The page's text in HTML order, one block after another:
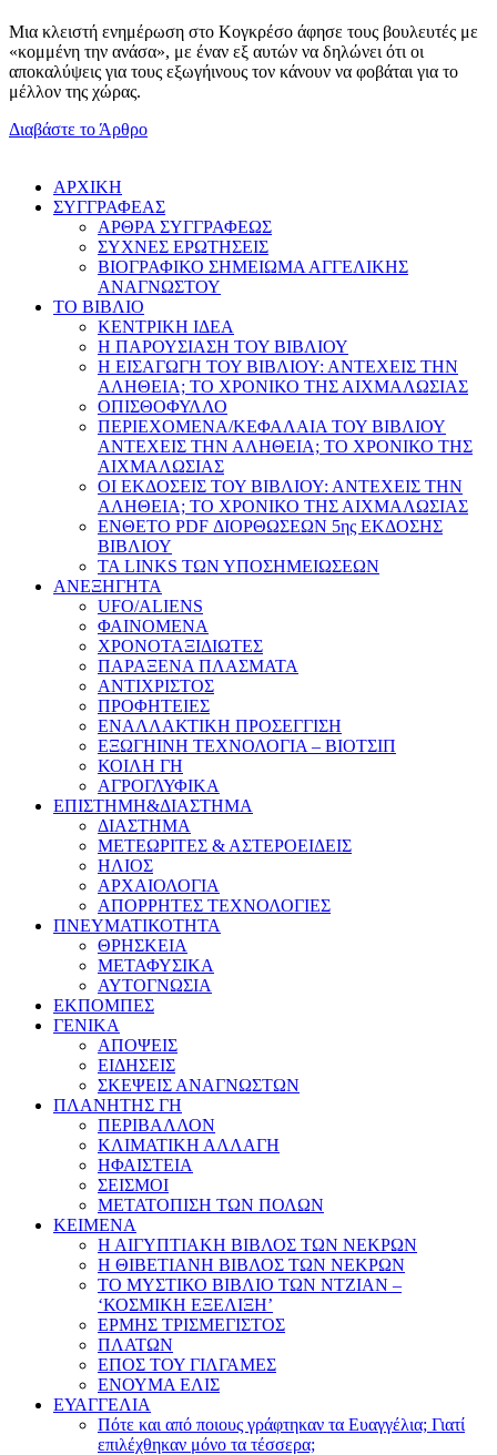
Μια κλειστή ενημέρωση στο Κογκρέσο άφησε τους βουλευτές με
«κομμένη την ανάσα», με έναν εξ αυτών να δηλώνει ότι οι
αποκαλύψεις για τους εξωγήινους τον κάνουν να φοβάται για το
μέλλον της χώρας.
Διαβάστε το Άρθρο
AΡΧΙΚΗ
ΣΥΓΓΡΑΦΕΑΣ
ΑΡΘΡΑ ΣΥΓΓΡΑΦΕΩΣ
ΣΥΧΝΕΣ ΕΡΩΤΗΣΕΙΣ
ΒΙΟΓΡΑΦΙΚΟ ΣΗΜΕΙΩΜΑ ΑΓΓΕΛΙΚΗΣ
ΑΝΑΓΝΩΣΤΟΥ
ΤΟ ΒΙΒΛΙΟ
ΚΕΝΤΡΙΚΗ ΙΔΕΑ
Η ΠΑΡΟΥΣΙΑΣΗ ΤΟΥ ΒΙΒΛΙΟΥ
Η ΕΙΣΑΓΩΓΗ ΤΟΥ ΒΙΒΛΙΟΥ: ΑΝΤΕΧΕΙΣ ΤΗΝ
ΑΛΗΘΕΙΑ; ΤΟ ΧΡΟΝΙΚΟ ΤΗΣ ΑΙΧΜΑΛΩΣΙΑΣ
ΟΠΙΣΘΟΦΥΛΛΟ
ΠΕΡΙΕΧΟΜΕΝΑ/ΚΕΦΑΛΑΙΑ ΤΟΥ ΒΙΒΛΙΟΥ
ΑΝΤΕΧΕΙΣ ΤΗΝ ΑΛΗΘΕΙΑ; ΤΟ ΧΡΟΝΙΚΟ ΤΗΣ
ΑΙΧΜΑΛΩΣΙΑΣ
ΟΙ ΕΚΔΟΣΕΙΣ ΤΟΥ ΒΙΒΛΙΟΥ: ΑΝΤΕΧΕΙΣ ΤΗΝ
ΑΛΗΘΕΙΑ; ΤΟ ΧΡΟΝΙΚΟ ΤΗΣ ΑΙΧΜΑΛΩΣΙΑΣ
ΕΝΘΕΤΟ PDF ΔΙΟΡΘΩΣΕΩΝ 5ης ΕΚΔΟΣΗΣ
ΒΙΒΛΙΟΥ
ΤΑ LINKS ΤΩΝ ΥΠΟΣΗΜΕΙΩΣΕΩΝ
ΑΝΕΞΗΓΗΤΑ
UFO/ALIENS
ΦΑΙΝΟΜΕΝΑ
ΧΡΟΝΟΤΑΞΙΔΙΩΤΕΣ
ΠΑΡΑΞΕΝΑ ΠΛΑΣΜΑΤΑ
ΑΝΤΙΧΡΙΣΤΟΣ
ΠΡΟΦΗΤΕΙΕΣ
ΕΝΑΛΛΑΚΤΙΚΗ ΠΡΟΣΕΓΓΙΣΗ
ΕΞΩΓΗΙΝΗ ΤΕΧΝΟΛΟΓΙΑ – ΒΙΟΤΣΙΠ
ΚΟΙΛΗ ΓΗ
ΑΓΡΟΓΛΥΦΙΚΑ
ΕΠΙΣΤΗΜΗ&ΔΙΑΣΤΗΜΑ
ΔΙΑΣΤΗΜΑ
ΜΕΤΕΩΡΙΤΕΣ & ΑΣΤΕΡΟΕΙΔΕΙΣ
ΗΛΙΟΣ
ΑΡΧΑΙΟΛΟΓΙΑ
ΑΠΟΡΡΗΤΕΣ ΤΕΧΝΟΛΟΓΙΕΣ
ΠΝΕΥΜΑΤΙΚΟΤΗΤΑ
ΘΡΗΣΚΕΙΑ
ΜΕΤΑΦΥΣΙΚΑ
ΑΥΤΟΓΝΩΣΙΑ
ΕΚΠΟΜΠΕΣ
ΓΕΝΙΚΑ
ΑΠΟΨΕΙΣ
ΕΙΔΗΣΕΙΣ
ΣΚΕΨΕΙΣ ΑΝΑΓΝΩΣΤΩΝ
ΠΛΑΝΗΤΗΣ ΓΗ
ΠΕΡΙΒΑΛΛΟΝ
ΚΛΙΜΑΤΙΚΗ ΑΛΛΑΓΗ
ΗΦΑΙΣΤΕΙΑ
ΣΕΙΣΜΟΙ
ΜΕΤΑΤΟΠΙΣΗ ΤΩΝ ΠΟΛΩΝ
ΚΕΙΜΕΝΑ
Η ΑΙΓΥΠΤΙΑΚΗ ΒΙΒΛΟΣ ΤΩΝ ΝΕΚΡΩΝ
Η ΘΙΒΕΤΙΑΝΗ ΒΙΒΛΟΣ ΤΩΝ ΝΕΚΡΩΝ
ΤΟ ΜΥΣΤΙΚΟ ΒΙΒΛΙΟ ΤΩΝ ΝΤΖΙΑΝ –
‘ΚΟΣΜΙΚΗ ΕΞΕΛΙΞΗ’
ΕΡΜΗΣ ΤΡΙΣΜΕΓΙΣΤΟΣ
ΠΛΑΤΩΝ
ΕΠΟΣ ΤΟΥ ΓΙΛΓΑΜΕΣ
ΕΝΟΥΜΑ ΕΛΙΣ
ΕΥΑΓΓΕΛΙΑ
Πότε και από ποιους γράφτηκαν τα Ευαγγέλια; Γιατί
επιλέχθηκαν μόνο τα τέσσερα;